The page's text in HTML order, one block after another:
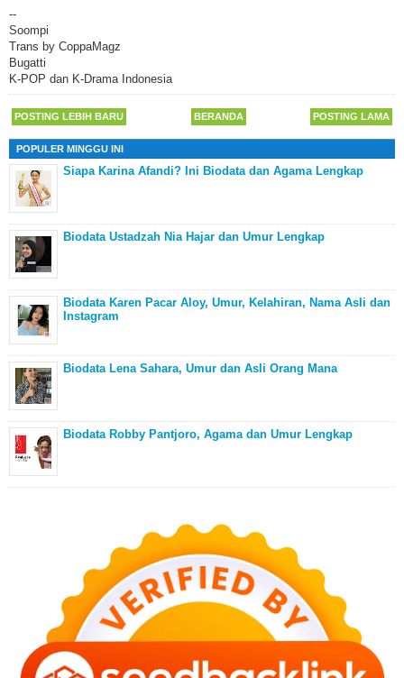
--
Soompi
Trans by CoppaMagz
Bugatti
K-POP dan K-Drama Indonesia
POSTING LEBIH BARU POSTING LAMA
BERANDA
POPULER MINGGU INI
Siapa Karina Afandi? Ini Biodata dan Agama Lengkap
Biodata Ustadzah Nia Hajar dan Umur Lengkap
Biodata Karen Pacar Aloy, Umur, Kelahiran, Nama Asli dan
Instagram
Biodata Lena Sahara, Umur dan Asli Orang Mana
Biodata Robby Pantjoro, Agama dan Umur Lengkap